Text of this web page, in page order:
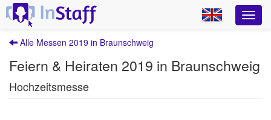
Alle Messen 2019 in Braunschweig
Feiern & Heiraten 2019 in Braunschweig
Hochzeitsmesse